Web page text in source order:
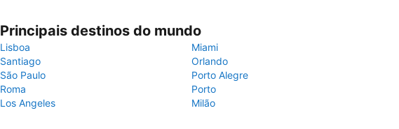
Principais destinos do mundo
Lisboa
Miami
Santiago
Orlando
São Paulo
Porto Alegre
Roma
Porto
Los Angeles
Milão